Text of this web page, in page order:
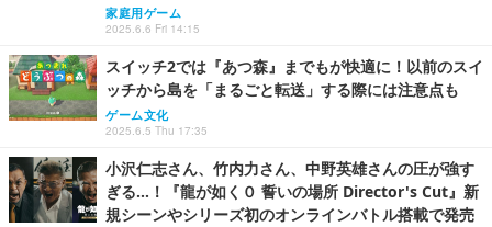
家庭用ゲーム
2025.6.6 Fri 14:15
スイッチ2では『あつ森』までもが快適に！以前のスイ
ッチから島を「まるごと転送」する際には注意点も
ゲーム文化
2025.6.5 Thu 17:35
小沢仁志さん、竹内力さん、中野英雄さんの圧が強す
ぎる…！『龍が如く０ 誓いの場所 Director's Cut』新
規シーンやシリーズ初のオンラインバトル搭載で発売